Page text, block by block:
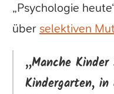
„Psychologie
über selektiven
„Manche
Kindergarten,